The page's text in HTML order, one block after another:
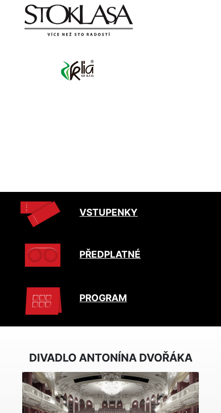
VSTUPENKY
PŘEDPLATNÉ
PROGRAM
DIVADLO ANTONÍNA DVOŘÁKA